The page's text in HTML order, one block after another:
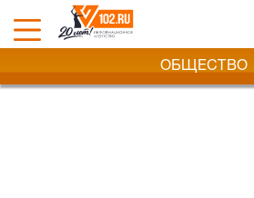
ОБЩЕСТВО